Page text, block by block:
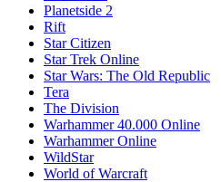
Planetside 2
Rift
Star Citizen
Star Trek Online
Star Wars: The Old Republic
Tera
The Division
Warhammer 40.000 Online
Warhammer Online
WildStar
World of Warcraft